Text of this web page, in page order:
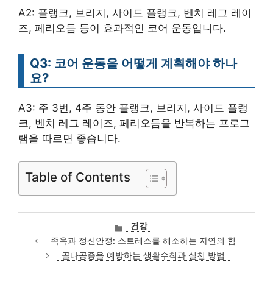
A2: 플랭크, 브리지, 사이드 플랭크, 벤치 레그 레이
즈, 페리오듬 등이 효과적인 코어 운동입니다.
Q3: 코어 운동을 어떻게 계획해야 하나
요?
A3: 주 3번, 4주 동안 플랭크, 브리지, 사이드 플랭
크, 벤치 레그 레이즈, 페리오듬을 반복하는 프로그
램을 따르면 좋습니다.
Table of Contents
카
테
고
리
건강
족욕과 정신안정: 스트레스를 해소하는 자연의 힘
골다공증을 예방하는 생활수칙과 실천 방법